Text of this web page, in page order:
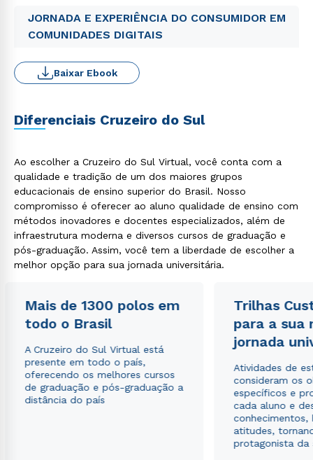
JORNADA E EXPERIÊNCIA DO CONSUMIDOR EM
COMUNIDADES DIGITAIS
Baixar Ebook
Diferenciais Cruzeiro do Sul
Ao escolher a Cruzeiro do Sul Virtual, você conta com a
qualidade e tradição de um dos maiores grupos
educacionais de ensino superior do Brasil. Nosso
compromisso é oferecer ao aluno qualidade de ensino com
métodos inovadores e docentes especializados, além de
infraestrutura moderna e diversos cursos de graduação e
pós-graduação. Assim, você tem a liberdade de escolher a
melhor opção para sua jornada universitária.
Mais de 1300 polos em
todo o Brasil
A Cruzeiro do Sul Virtual está
presente em todo o país,
oferecendo os melhores cursos
de graduação e pós-graduação a
distância do país
Trilhas
para a sua
jornada
Atividades de
consideram os
específicos e
cada aluno e
conhecimentos,
atitudes,
protagonista da